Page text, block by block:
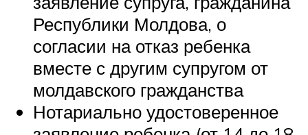
Республики Молдова, о
согласии на отказ ребенка
вместе с другим супругом от
молдавского гражданства
Нотариально удостоверенное